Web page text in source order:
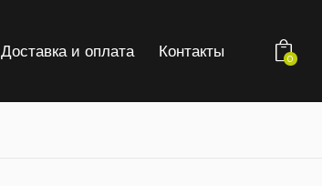
Доставка и оплата Контакты 0